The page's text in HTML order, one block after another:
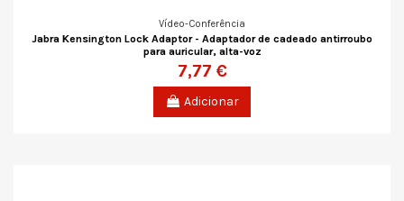
Vídeo-Conferência
Jabra Kensington Lock Adaptor - Adaptador de cadeado antirroubo
para auricular, alta-voz
7,77 €
Adicionar